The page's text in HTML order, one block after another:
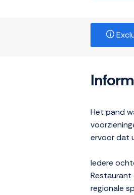
Het pand
ervoor dat
Iedere
Restaurant
regionale